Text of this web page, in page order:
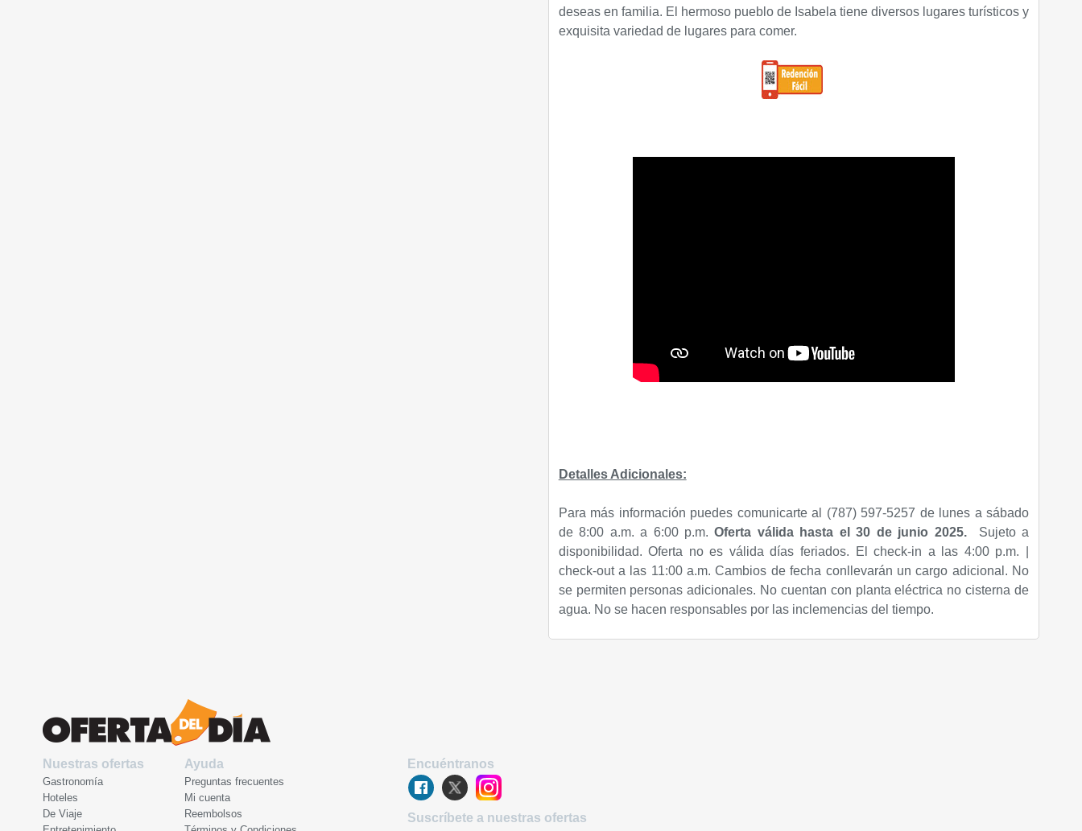
deseas en familia. El hermoso pueblo de Isabela tiene diversos lugares turísticos y
exquisita variedad de lugares para comer.
Detalles Adicionales:
Para más información puedes comunicarte al (787) 597-5257 de lunes a sábado
de 8:00 a.m. a 6:00 p.m.Oferta válida hasta el 30 de junio 2025.
Sujeto a
disponibilidad. Oferta no es válida días feriados. El check-in a las 4:00 p.m. |
check-out a las 11:00 a.m. Cambios de fecha conllevarán un cargo adicional. No
se permiten personas adicionales. No cuentan con planta eléctrica no cisterna de
agua. No se hacen responsables por las inclemencias del tiempo.
Nuestras ofertas
Gastronomía
Hoteles
De Viaje
Ayuda
Preguntas frecuentes
Mi cuenta
Reembolsos
Encuéntranos
Suscríbete a nuestras ofertas